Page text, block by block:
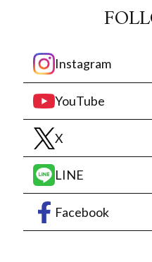
Instagram
YouTube
X
LINE
Facebook